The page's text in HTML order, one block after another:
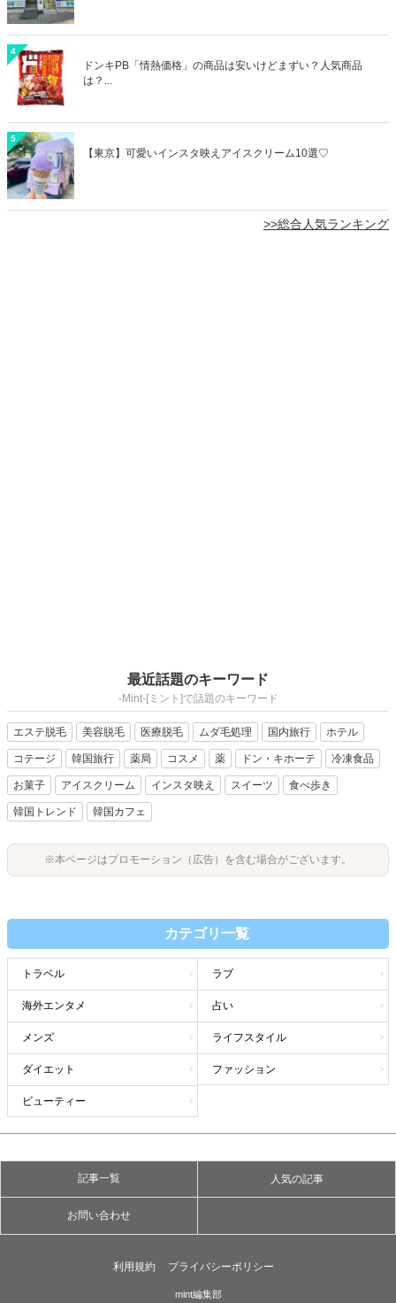
4
ドンキPB「情熱価格」の商品は安いけどまずい？人気商品
は？...
5
【東京】可愛いインスタ映えアイスクリーム10選♡
>>総合人気ランキング
最近話題のキーワード
-Mint-[ミント]で話題のキーワード
エステ脱毛 美容脱毛 医療脱毛 ムダ毛処理 国内旅行 ホテル
コテージ 韓国旅行 薬局 コスメ 薬 ドン・キホーテ 冷凍食品
お菓子 アイスクリーム インスタ映え スイーツ 食べ歩き
韓国トレンド 韓国カフェ
※本ページはプロモーション（広告）を含む場合がございます。
カテゴリ一覧
トラベル ラブ
海外エンタメ 占い
メンズ ライフスタイル
ダイエット ファッション
ビューティー
記事一覧 人気の記事
お問い合わせ
利用規約 プライバシーポリシー
mint編集部